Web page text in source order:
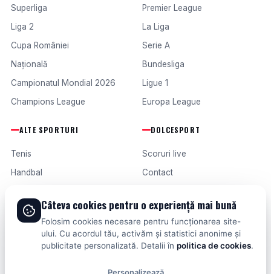
Superliga
Liga 2
Cupa României
Națională
Campionatul Mondial 2026
Champions League
Premier League
La Liga
Serie A
Bundesliga
Ligue 1
Europa League
ALTE SPORTURI
Tenis
Handbal
Formula 1
Fotbal intern
Fotbal extern
DOLCESPORT
Scoruri live
Contact
Termeni și condiții
Câteva cookies pentru o experiență mai bună
Folosim cookies necesare pentru funcționarea site-
ului. Cu acordul tău, activăm și statistici anonime și
publicitate personalizată. Detalii în politica de cookies.